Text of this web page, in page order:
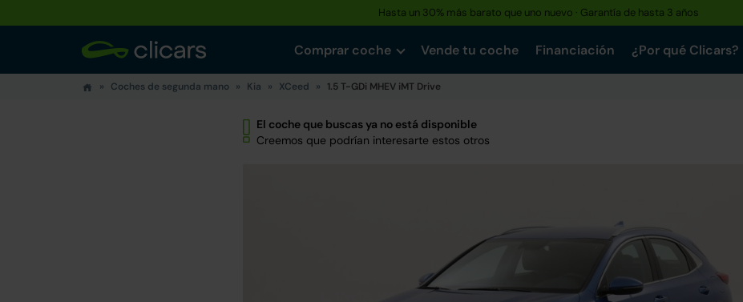
Hasta un 30% más barato que uno nuevo · Garantía de hasta 3 años
Comprar coche Vende tu coche Financiación ¿Por qué Clicars?
Coches de segunda mano Kia XCeed 1.5 T-GDi MHEV iMT Drive
El coche que buscas ya no está disponible
Creemos que podrían interesarte estos otros